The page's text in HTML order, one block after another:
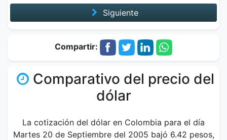
Siguiente
Compartir:
Comparativo del precio del
dólar
La cotización del dólar en Colombia para el día
Martes 20 de Septiembre del 2005 bajó 6.42 pesos,